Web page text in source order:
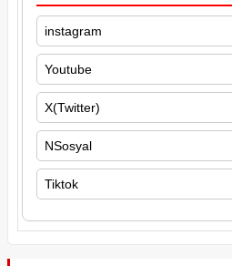
instagram
Youtube
X(Twitter)
NSosyal
Tiktok